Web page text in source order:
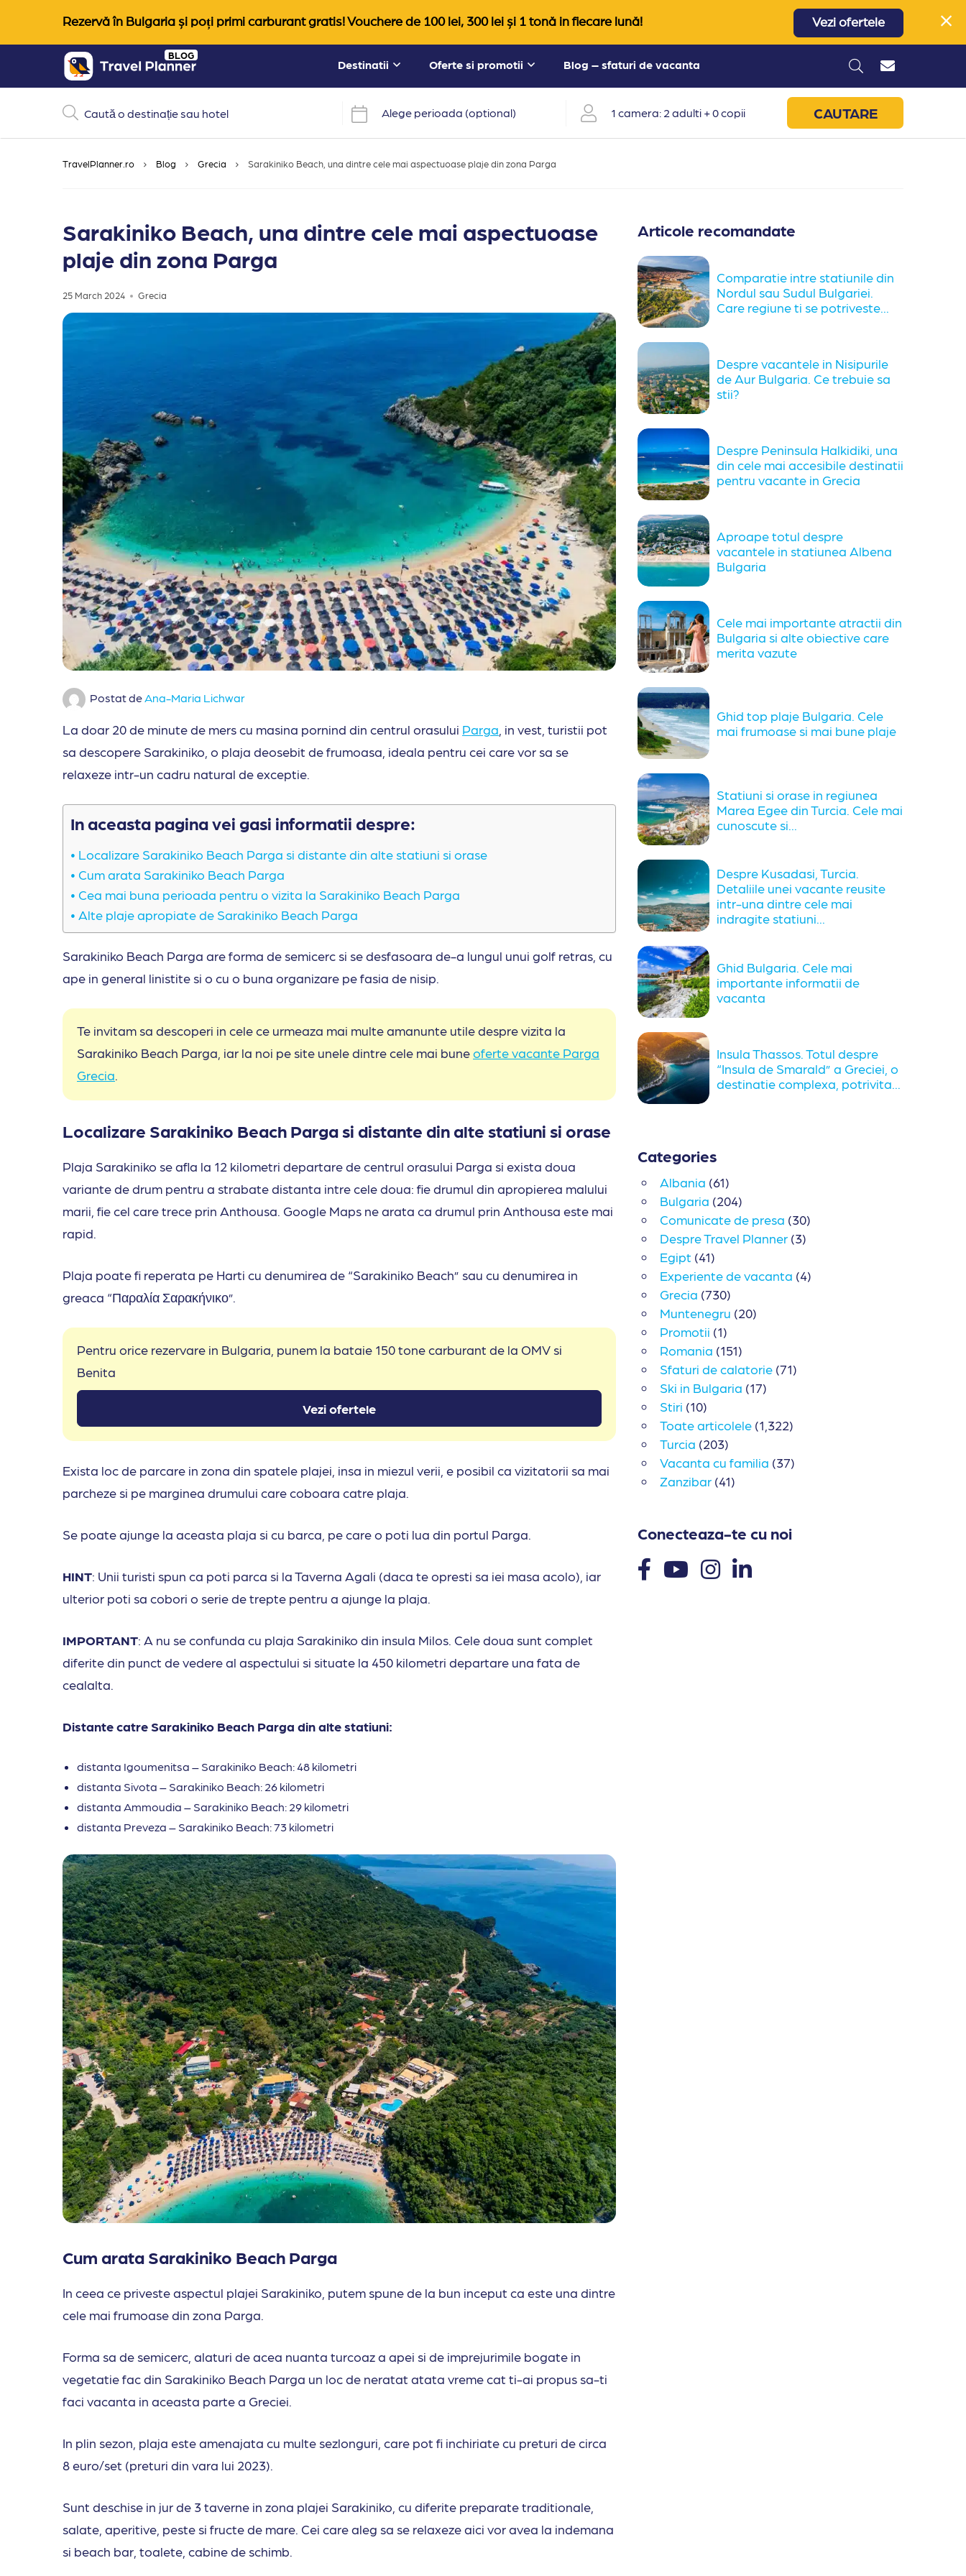
Rezervă în Bulgaria și poți primi carburant gratis! Vouchere de 100 lei, 300 lei și 1 tonă in fiecare lună! Vezi ofertele
content
BLOG
Destinatii Oferte si promotii Blog – sfaturi de vacanta
Alege perioada (optional) 1 camera: 2 adulti + 0 copii CAUTARE
TravelPlanner.ro Blog Grecia Sarakiniko Beach, una dintre cele mai aspectuoase plaje din zona Parga
Sarakiniko Beach, una dintre cele mai aspectuoase
plaje din zona Parga
25 March 2024 Grecia
Postat deAna-Maria Lichwar
La doar 20 de minute de mers cu masina pornind din centrul orasului Parga , in vest, turistii pot
sa descopere Sarakiniko, o plaja deosebit de frumoasa, ideala pentru cei care vor sa se
relaxeze intr-un cadru natural de exceptie.
In aceasta pagina vei gasi informatii despre:
Localizare Sarakiniko Beach Parga si distante din alte statiuni si orase
Cum arata Sarakiniko Beach Parga
Cea mai buna perioada pentru o vizita la Sarakiniko Beach Parga
Alte plaje apropiate de Sarakiniko Beach Parga
Sarakiniko Beach Parga are forma de semicerc si se desfasoara de-a lungul unui golf retras, cu
ape in general linistite si o cu o buna organizare pe fasia de nisip.
Te invitam sa descoperi in cele ce urmeaza mai multe amanunte utile despre vizita la
Sarakiniko Beach Parga, iar la noi pe site unele dintre cele mai buneoferte vacante Parga
Grecia.
Localizare Sarakiniko Beach Parga si distante din alte statiuni si orase
Plaja Sarakiniko se afla la 12 kilometri departare de centrul orasului Parga si exista doua
variante de drum pentru a strabate distanta intre cele doua: fie drumul din apropierea malului
marii, fie cel care trece prin Anthousa. Google Maps ne arata ca drumul prin Anthousa este mai
rapid.
Plaja poate fi reperata pe Harti cu denumirea de “Sarakiniko Beach” sau cu denumirea in
greaca “Παραλία Σαρακήνικο”.
Pentru orice rezervare in Bulgaria, punem la bataie 150 tone carburant de la OMV si
Benita
Vezi ofertele
Exista loc de parcare in zona din spatele plajei, insa in miezul verii, e posibil ca vizitatorii sa mai
parcheze si pe marginea drumului care coboara catre plaja.
Se poate ajunge la aceasta plaja si cu barca, pe care o poti lua din portul Parga.
HINT: Unii turisti spun ca poti parca si la Taverna Agali (daca te opresti sa iei masa acolo), iar
ulterior poti sa cobori o serie de trepte pentru a ajunge la plaja.
IMPORTANT: A nu se confunda cu plaja Sarakiniko din insula Milos. Cele doua sunt complet
diferite din punct de vedere al aspectului si situate la 450 kilometri departare una fata de
cealalta.
Distante catre Sarakiniko Beach Parga din alte statiuni:
distanta Igoumenitsa – Sarakiniko Beach: 48 kilometri
distanta Sivota – Sarakiniko Beach: 26 kilometri
distanta Ammoudia – Sarakiniko Beach: 29 kilometri
distanta Preveza – Sarakiniko Beach: 73 kilometri
Cum arata Sarakiniko Beach Parga
In ceea ce priveste aspectul plajei Sarakiniko, putem spune de la bun inceput ca este una dintre
cele mai frumoase din zona Parga.
Forma sa de semicerc, alaturi de acea nuanta turcoaz a apei si de imprejurimile bogate in
vegetatie fac din Sarakiniko Beach Parga un loc de neratat atata vreme cat ti-ai propus sa-ti
faci vacanta in aceasta parte a Greciei.
In plin sezon, plaja este amenajata cu multe sezlonguri, care pot fi inchiriate cu preturi de circa
8 euro/set (preturi din vara lui 2023).
Sunt deschise in jur de 3 taverne in zona plajei Sarakiniko, cu diferite preparate traditionale,
salate, aperitive, peste si fructe de mare. Cei care aleg sa se relaxeze aici vor avea la indemana
si beach bar, toalete, cabine de schimb.
Articole recomandate
Comparatie intre statiunile din
Nordul sau Sudul Bulgariei.
Care regiune ti se potriveste...
Despre vacantele in Nisipurile
de Aur Bulgaria. Ce trebuie sa
stii?
Despre Peninsula Halkidiki, una
din cele mai accesibile destinatii
pentru vacante in Grecia
Aproape totul despre
vacantele in statiunea Albena
Bulgaria
Cele mai importante atractii din
Bulgaria si alte obiective care
merita vazute
Ghid top plaje Bulgaria. Cele
mai frumoase si mai bune plaje
Statiuni si orase in regiunea
Marea Egee din Turcia. Cele mai
cunoscute si...
Despre Kusadasi, Turcia.
Detaliile unei vacante reusite
intr-una dintre cele mai
indragite statiuni...
Ghid Bulgaria. Cele mai
importante informatii de
vacanta
Insula Thassos. Totul despre
“Insula de Smarald” a Greciei, o
destinatie complexa, potrivita...
Categories
Albania (61)
Bulgaria (204)
Comunicate de presa (30)
Despre Travel Planner (3)
Egipt (41)
Experiente de vacanta (4)
Grecia (730)
Muntenegru (20)
Promotii (1)
Romania (151)
Sfaturi de calatorie (71)
Ski in Bulgaria (17)
Stiri (10)
Toate articolele (1,322)
Turcia (203)
Vacanta cu familia (37)
Zanzibar (41)
Conecteaza-te cu noi